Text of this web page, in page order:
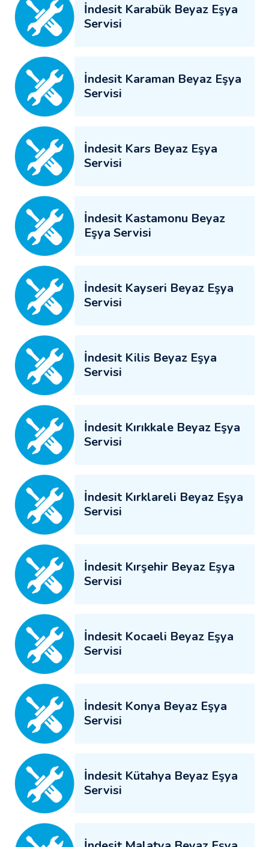
İndesit Karabük Beyaz Eşya
Servisi
İndesit Karaman Beyaz Eşya
Servisi
İndesit Kars Beyaz Eşya
Servisi
İndesit Kastamonu Beyaz
Eşya Servisi
İndesit Kayseri Beyaz Eşya
Servisi
İndesit Kilis Beyaz Eşya
Servisi
İndesit Kırıkkale Beyaz Eşya
Servisi
İndesit Kırklareli Beyaz Eşya
Servisi
İndesit Kırşehir Beyaz Eşya
Servisi
İndesit Kocaeli Beyaz Eşya
Servisi
İndesit Konya Beyaz Eşya
Servisi
İndesit Kütahya Beyaz Eşya
Servisi